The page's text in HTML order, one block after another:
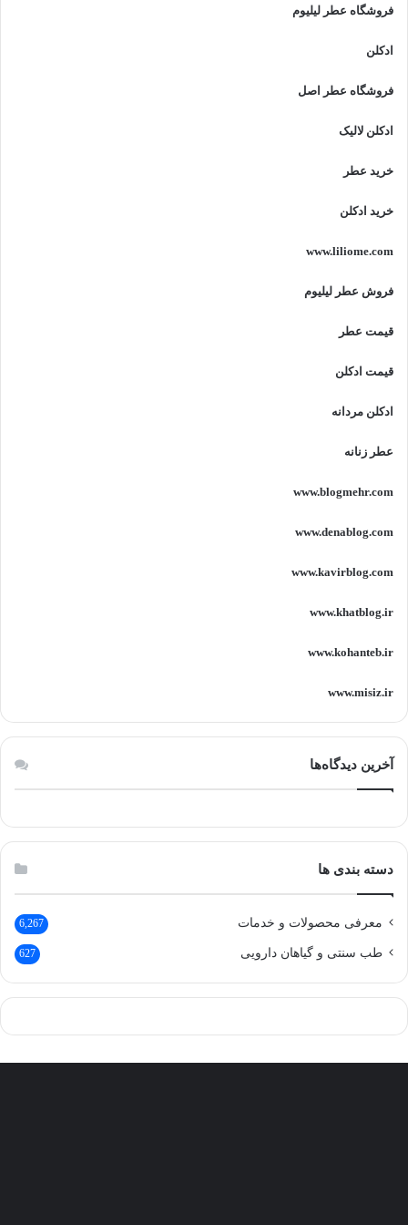
فروشگاه عطر لیلیوم
ادکلن
فروشگاه عطر اصل
ادکلن لالیک
خرید عطر
خرید ادکلن
www.liliome.com
فروش عطر لیلیوم
قیمت عطر
قیمت ادکلن
ادکلن مردانه
عطر زنانه
www.blogmehr.com
www.denablog.com
www.kavirblog.com
www.khatblog.ir
www.kohanteb.ir
www.misiz.ir
آخرین دیدگاه‌ها
دسته بندی ها
معرفی محصولات و خدمات 6,267
طب سنتی و گیاهان دارویی 627